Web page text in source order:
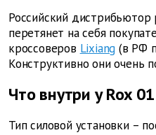
Российский дистрибьютор
перетянет на себя
кроссоверов Lixiang (в РФ
Конструктивно они очень
Что внутри у Rox 01
Тип силовой установки –